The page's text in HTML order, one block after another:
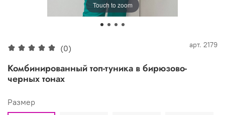
Touch to zoom
(0) арт. 2179
Комбинированный топ-туника в бирюзово-
черных тонах
Размер